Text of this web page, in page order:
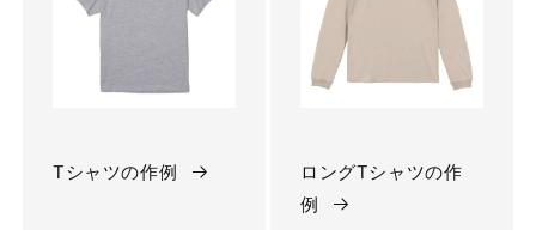
Tシャツの作例
ロングTシャツの作
例